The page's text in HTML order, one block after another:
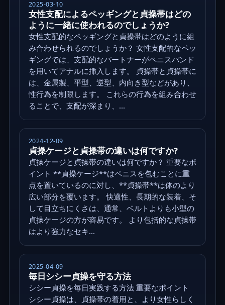
2025-03-10
女性支配によるペッギングと貞操帯はどの
ように一緒に使われるのでしょうか?
女性支配的なペッギングと貞操帯はどのように組
み合わせられるのでしょうか？ 女性支配的なペッ
ギングでは、支配的なパートナーがペニスバンド
を用いてアナルに挿入します。 貞操帯と貞操帯に
は、金属製、平型、逆型、内向き型などがあり、
性行為を制限します。 これらの行為を組み合わせ
ることで、支配が深まり、...
2024-12-09
貞操ケージと貞操帯の違いは何ですか?
貞操ケージと貞操帯の違いは何ですか？ 重要なポ
イント **貞操ケージ**はペニスを包むことに重
点を置いているのに対し、**貞操帯**は体のより
広い部分を覆います。 快適性、長期的な装着、そ
して目立ちにくさは、通常、ベルトよりも小型の
貞操ケージの方が容易です。 より包括的な貞操帯
はより強力なセキ...
2025-04-09
毎日シシー貞操を守る方法
シシー貞操を毎日実践する方法 重要なポイント
シシー貞操は、貞操帯の着用と、より女性らしく